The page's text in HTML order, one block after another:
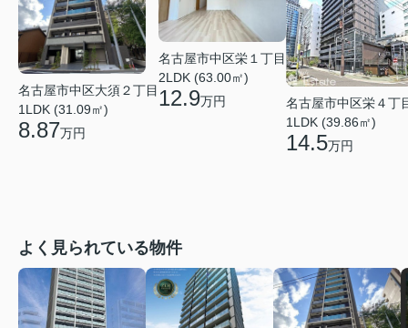
名古屋市中区大須２丁目
1LDK (31.09㎡)
8.87万円
名古屋市中区栄１丁目
2LDK (63.00㎡)
12.9万円
名古屋市中区栄４丁
1LDK (39.86㎡)
14.5万円
よく見られている物件